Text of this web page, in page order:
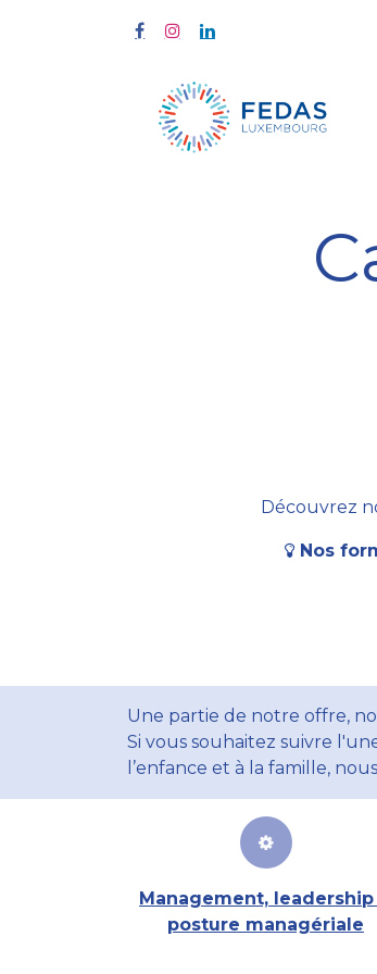
Découvrez
Nos
Une partie de notre offre,
Si vous souhaitez suivre
l’enfance et à la famille,
Management, leadership
posture managériale